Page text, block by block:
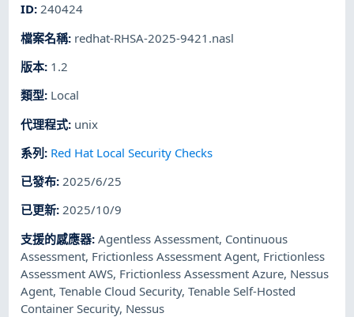
ID:240424
檔案名稱: redhat-RHSA-2025-9421.nasl
版本: 1.2
類型: Local
代理程式: unix
系列: Red Hat Local Security Checks
已發布:2025/6/25
已更新:2025/10/9
支援的感應器:Agentless Assessment, Continuous
Assessment, Frictionless Assessment Agent, Frictionless
Assessment AWS, Frictionless Assessment Azure, Nessus
Agent,Tenable Cloud Security,Tenable Self-Hosted
Container Security, Nessus